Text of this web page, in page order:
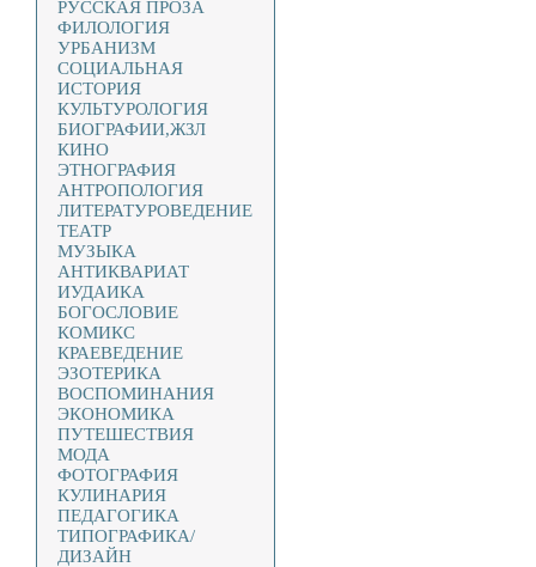
РУССКАЯ ПРОЗА
ФИЛОЛОГИЯ
УРБАНИЗМ
СОЦИАЛЬНАЯ
ИСТОРИЯ
КУЛЬТУРОЛОГИЯ
БИОГРАФИИ,ЖЗЛ
КИНО
ЭТНОГРАФИЯ
АНТРОПОЛОГИЯ
ЛИТЕРАТУРОВЕДЕНИЕ
ТЕАТР
МУЗЫКА
АНТИКВАРИАТ
ИУДАИКА
БОГОСЛОВИЕ
КОМИКС
КРАЕВЕДЕНИЕ
ЭЗОТЕРИКА
ВОСПОМИНАНИЯ
ЭКОНОМИКА
ПУТЕШЕСТВИЯ
МОДА
ФОТОГРАФИЯ
КУЛИНАРИЯ
ПЕДАГОГИКА
ТИПОГРАФИКА/
ДИЗАЙН